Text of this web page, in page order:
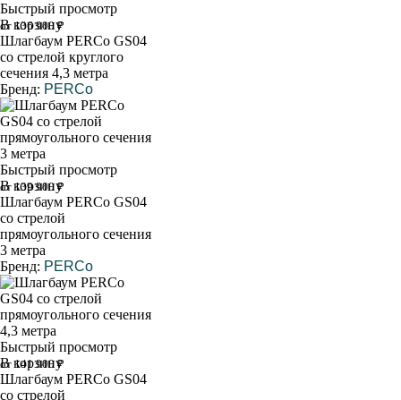
Быстрый просмотр
В корзину
от 136 900 ₽
Шлагбаум PERCo GS04
со стрелой круглого
сечения 4,3 метра
Бренд: PERCo
Быстрый просмотр
В корзину
от 139 900 ₽
Шлагбаум PERCo GS04
со стрелой
прямоугольного сечения
3 метра
Бренд: PERCo
Быстрый просмотр
В корзину
от 141 900 ₽
Шлагбаум PERCo GS04
со стрелой